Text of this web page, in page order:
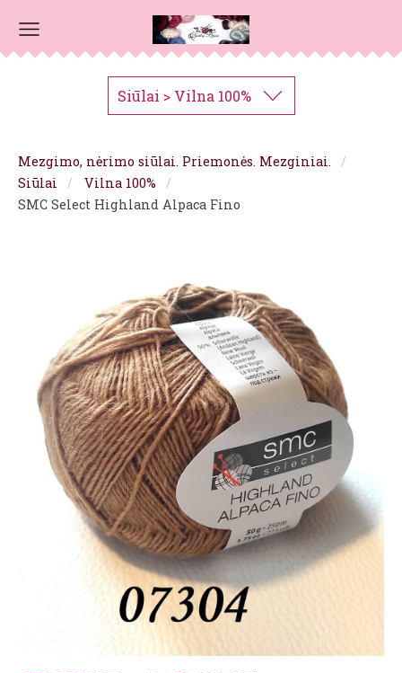
Siūlai > Vilna 100%
Mezgimo, nėrimo siūlai. Priemonės. Mezginiai.
Siūlai
Vilna 100%
SMC Select Highland Alpaca Fino